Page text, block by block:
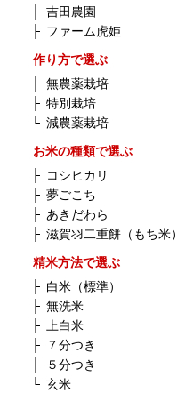
├ 吉田農園
├ ファーム虎姫
作り方で選ぶ
├ 無農薬栽培
├ 特別栽培
└ 減農薬栽培
お米の種類で選ぶ
├ コシヒカリ
├ 夢ごこち
├ あきだわら
├ 滋賀羽二重餅（もち米）
精米方法で選ぶ
├ 白米（標準）
├ 無洗米
├
上白米
├
７分つき
├
５分つき
└ 玄米